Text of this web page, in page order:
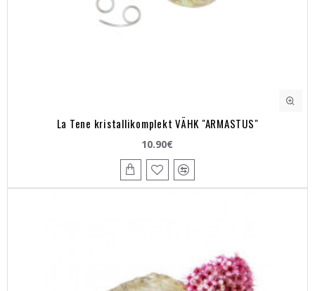
La Tene kristallikomplekt VÄHK "ARMASTUS"
10.90€